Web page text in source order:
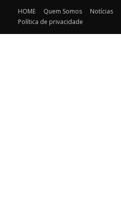
HOME Quem Somos Notícias
Política de privacidade